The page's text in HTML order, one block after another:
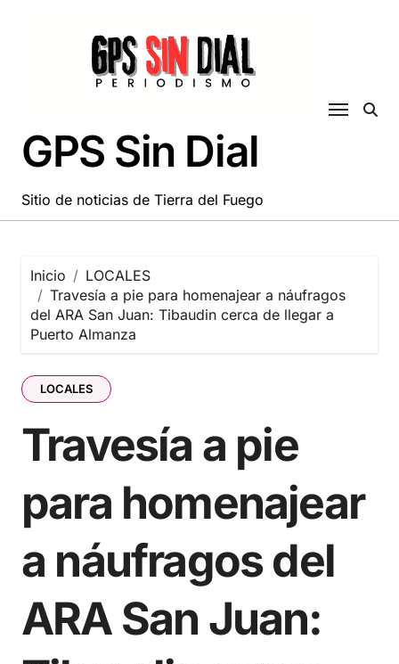
GPS Sin Dial
Sitio de noticias de Tierra del Fuego
Inicio
LOCALES
Travesía a pie para homenajear a náufragos
del ARA San Juan: Tibaudin cerca de llegar a
Puerto Almanza
LOCALES
Travesía a pie
para homenajear
a náufragos del
ARA San Juan: